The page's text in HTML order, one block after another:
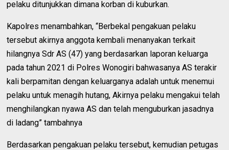
pelaku ditunjukkan dimana korban di kuburkan.
Kapolres menambahkan, “Berbekal pengakuan pelaku
tersebut akirnya anggota kembali menanyakan terkait
hilangnya Sdr AS (47) yang berdasarkan laporan keluarga
pada tahun 2021 di Polres Wonogiri bahwasanya AS terakir
kali berpamitan dengan keluarganya adalah untuk menemui
pelaku untuk menagih hutang, Akirnya pelaku mengakui telah
menghilangkan nyawa AS dan telah menguburkan jasadnya
di ladang” tambahnya
Berdasarkan pengakuan pelaku tersebut, kemudian petugas